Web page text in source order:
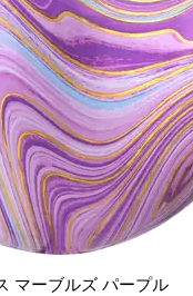
マーブルズ パープル